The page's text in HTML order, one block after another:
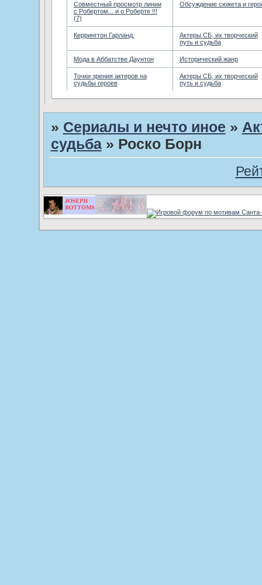
Совместный просмотр линии
с Робертом... и о Роберте !!!
(7)
Обсуждение сюжета и
Керрингтон Гарланд.
Актеры СБ, их творческий
путь и судьба
Мода в Аббатстве Даунтон Исторический жанр
Точки зрения актеров на
судьбы героев
Актеры СБ, их творческий
путь и судьба
» Сериалы и нечто иное »
судьба » Роско Борн